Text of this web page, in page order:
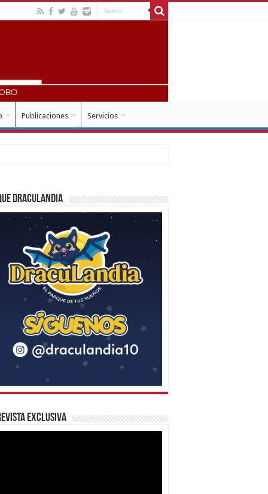
Publicaciones Servicios
Draculandia
Exclusiva